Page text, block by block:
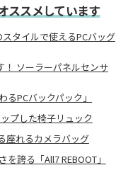
ススメしています
タイルで使えるPCバッグ
！ ソーラーパネルセンサ
PCバックパック」
プした椅子リュック
座れるカメラバッグ
誇る「All7 REBOOT」